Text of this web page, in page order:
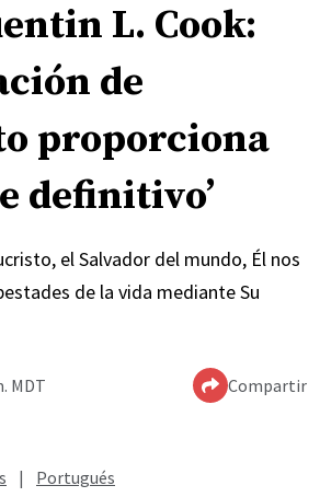
L. Cook:
de
proporciona
definitivo’
el Salvador del mundo, Él nos
de la vida mediante Su
MDT Compartir
| Portugués